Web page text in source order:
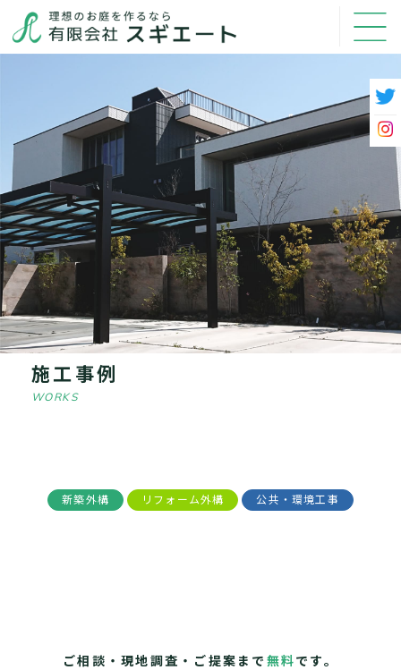
施工事例
WORKS
新築外構 リフォーム外構 公共・環境工事
ご相談・現地調査・ご提案まで 無料です。